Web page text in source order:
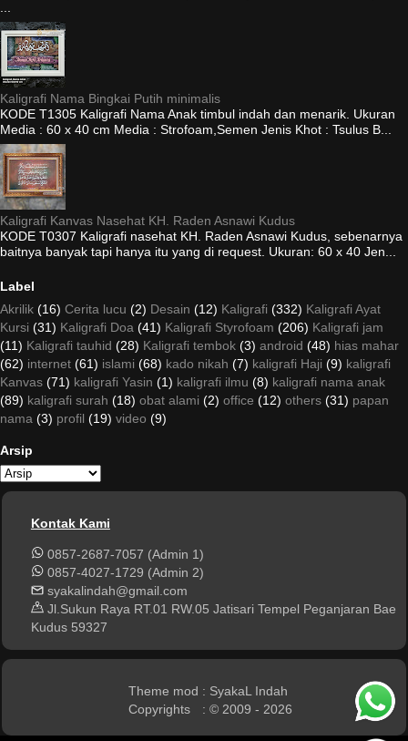
Kaligrafi Nama Bingkai Putih minimalis
KODE T1305 Kaligrafi Nama Anak timbul indah dan menarik. Ukuran
Media : 60 x 40 cm Media : Strofoam,Semen Jenis Khot : Tsulus B...
Kaligrafi Kanvas Nasehat KH. Raden Asnawi Kudus
KODE T0307 Kaligrafi nasehat KH. Raden Asnawi Kudus, sebenarnya
baitnya banyak tapi hanya itu yang di request. Ukuran: 60 x 40 Jen...
Label
Akrilik (16) Cerita lucu (2) Desain (12) Kaligrafi (332) Kaligrafi Ayat
Kursi (31) Kaligrafi Doa (41) Kaligrafi Styrofoam (206) Kaligrafi jam
(11) Kaligrafi tauhid (28) Kaligrafi tembok (3) android (48) hias mahar
(62) internet (61) islami (68) kado nikah (7) kaligrafi Haji (9) kaligrafi
Kanvas (71) kaligrafi Yasin (1) kaligrafi ilmu (8) kaligrafi nama anak
(89) kaligrafi surah (18) obat alami (2) office (12) others (31) papan
nama (3) profil (19) video (9)
Arsip
Kontak Kami
0857-2687-7057 (Admin 1)
0857-4027-1729 (Admin 2)
syakalindah@gmail.com
Jl.Sukun Raya RT.01 RW.05 Jatisari Tempel Peganjaran Bae
Kudus 59327
Theme mod
Copyrights
: SyakaL Indah
: © 2009 - 2026